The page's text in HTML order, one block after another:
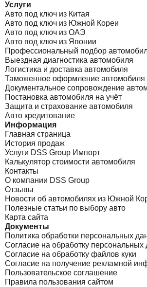
Услуги
Авто под ключ из Китая
Авто под ключ из Южной Кореи
Авто под ключ из ОАЭ
Авто под ключ из Японии
Профессиональный подбор
Выездная диагностика автомобиля
Логистика и доставка автомобиля
Таможенное оформление автомобиля
Документальное сопровождение
Постановка автомобиля на учёт
Защита и страхование автомобиля
Авто кредитование
Информация
Главная страница
История продаж
Услуги DSS Group Импорт
Калькулятор стоимости автомобиля
Контакты
О компании DSS Group
Отзывы
Новости об автомобилях из Южной
Полезные статьи по выбору авто
Карта сайта
Документы
Политика обработки персональных
Согласие на обработку персональных
Согласие на обработку файлов куки
Согласие на получение рекламной
Пользовательское соглашение
Правила пользования сайтом